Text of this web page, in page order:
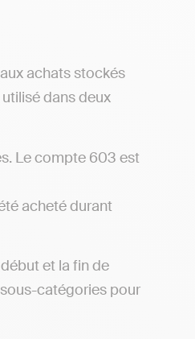
achats stockés
dans deux
Le compte 603 est
acheté durant
et la fin de
catégories pour